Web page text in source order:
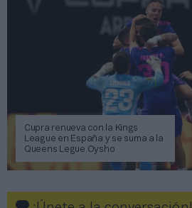
Cupra renueva con la Kings
League en España y se suma a la
Queens Legue Oysho